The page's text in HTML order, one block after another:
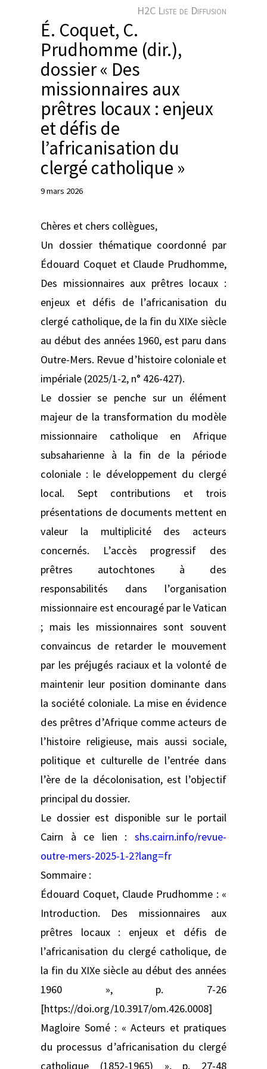
H2C Liste de Diffusion
É. Coquet, C.
Prudhomme (dir.),
dossier « Des
missionnaires aux
prêtres locaux : enjeux
et défis de
l’africanisation du
clergé catholique »
9 mars 2026
Chères et chers collègues,
Un dossier thématique coordonné par
Édouard Coquet et Claude Prudhomme,
Des missionnaires aux prêtres locaux :
enjeux et défis de l’africanisation du
clergé catholique, de la fin du XIXe siècle
au début des années 1960, est paru dans
Outre-Mers. Revue d’histoire coloniale et
impériale (2025/1-2, n° 426-427).
Le dossier se penche sur un élément
majeur de la transformation du modèle
missionnaire catholique en Afrique
subsaharienne à la fin de la période
coloniale : le développement du clergé
local. Sept contributions et trois
présentations de documents mettent en
valeur la multiplicité des acteurs
concernés. L’accès progressif des
prêtres autochtones à des
responsabilités dans l’organisation
missionnaire est encouragé par le Vatican
; mais les missionnaires sont souvent
convaincus de retarder le mouvement
par les préjugés raciaux et la volonté de
maintenir leur position dominante dans
la société coloniale. La mise en évidence
des prêtres d’Afrique comme acteurs de
l’histoire religieuse, mais aussi sociale,
politique et culturelle de l’entrée dans
l’ère de la décolonisation, est l’objectif
principal du dossier.
Le dossier est disponible sur le portail
Cairn à ce lien : shs.cairn.info/revue-
outre-mers-2025-1-2?lang=fr
Sommaire :
Édouard Coquet, Claude Prudhomme : «
Introduction. Des missionnaires aux
prêtres locaux : enjeux et défis de
l’africanisation du clergé catholique, de
la fin du XIXe siècle au début des années
1960 », p. 7-26
[https://doi.org/10.3917/om.426.0008]
Magloire Somé : « Acteurs et pratiques
du processus d’africanisation du clergé
catholique (1852-1965) », p. 27-48